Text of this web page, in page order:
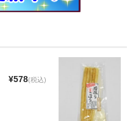
¥578(税込)